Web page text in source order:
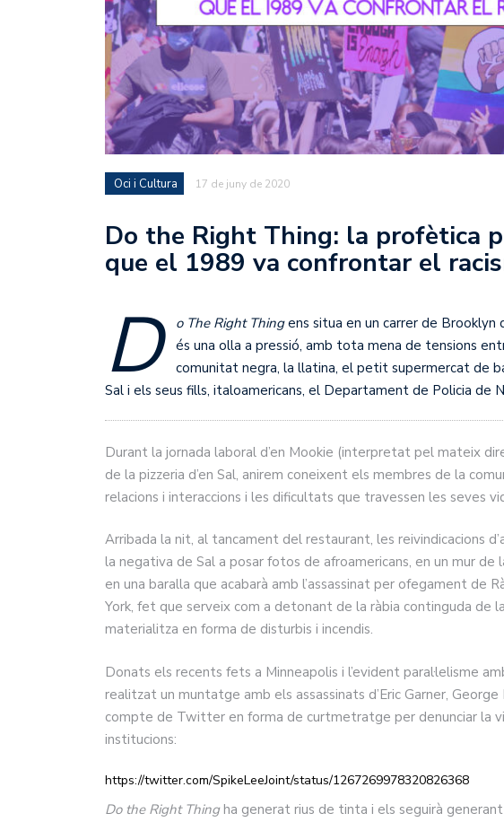
Oci i Cultura 17 de juny de 2020
Do the Right Thing: la profètica
que el 1989 va confrontar el
D o The Right Thingens situa en un carrer de Brooklyn
és una olla a pressió, amb tota mena de tensions
comunitat negra, la llatina, el petit supermercat de
Sal i els seus fills, italoamericans, el Departament de Policia de
Durant la jornada laboral d’en Mookie (interpretat pel mateix
de la pizzeria d’en Sal, anirem coneixent els membres de la
relacions i interaccions i les dificultats que travessen les seves
Arribada la nit, al tancament del restaurant, les reivindicacions
la negativa de Sal a posar fotos de afroamericans, en un mur de
en una baralla que acabarà amb l’assassinat per ofegament de
York, fet que serveix com a detonant de la ràbia continguda de
materialitza en forma de disturbis i incendis.
Donats els recents fets a Minneapolis i l’evident paral·lelisme
realitzat un muntatge amb els assassinats d’Eric Garner,
compte de Twitter en forma de curtmetratge per denunciar la
institucions:
https://twitter.com/SpikeLeeJoint/status/1267269978320826368
Do the Right Thingha generat rius de tinta i els seguirà